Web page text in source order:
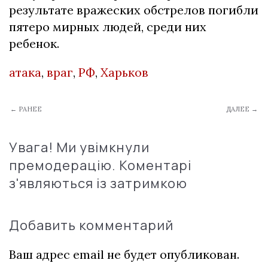
результате вражеских обстрелов погибли
пятеро мирных людей, среди них
ребенок.
атака, враг, РФ, Харьков
← РАНЕЕ ДАЛЕЕ →
Увага! Ми увімкнули
премодерацію. Коментарі
з'являються із затримкою
Добавить комментарий
Ваш адрес email не будет опубликован.